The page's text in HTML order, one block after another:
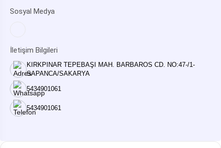
Sosyal Medya
İletişim Bilgileri
KIRKPINAR TEPEBAŞI MAH. BARBAROS CD. NO:47-/1-
SAPANCA/SAKARYA
5434901061
5434901061